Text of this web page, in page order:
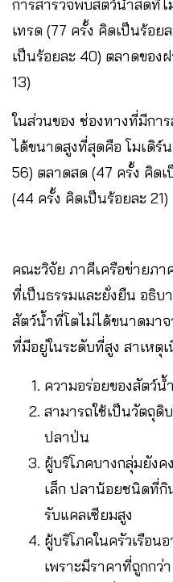
การสำรวจพบสัตว์น้ำสดที่
เทรด (77 ครั้ง คิดเป็นร้อย
เป็นร้อยละ 40) ตลาดของ
13)
ในส่วนของ ช่องทางที่มีกา
ได้ขนาดสูงที่สุดคือ โมเดิร์
56) ตลาดสด (47 ครั้ง คิด
(44 ครั้ง คิดเป็นร้อยละ 21)
คณะวิจัย ภาคีเครือข่ายภา
ที่เป็นธรรมและยั่งยืน อธิบ
สัตว์น้ำที่โตไม่ได้ขนาดมา
ที่มีอยู่ในระดับที่สูง สาเหตุเ
ความอร่อยของสัตว์น้
สามารถใช้เป็นวัตถุ
ปลาป่น
ผู้บริโภคบางกลุ่มยังค
เล็ก ปลาน้อยชนิดที่กิ
รับแคลเซียมสูง
ผู้บริโภคในครัวเรือน
เพราะมีราคาที่ถูกกว่